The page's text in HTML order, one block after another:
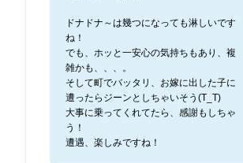
ドナドナ～は幾つになっても淋しいです
ね！
でも、ホッと一安心の気持ちもあり、複
雑かも、、、。
そして町でバッタリ、お嫁に出した子に
遭ったらジーンとしちゃいそう(T_T)
大事に乗ってくれてたら、感謝もしちゃ
う！
遭遇、楽しみですね！